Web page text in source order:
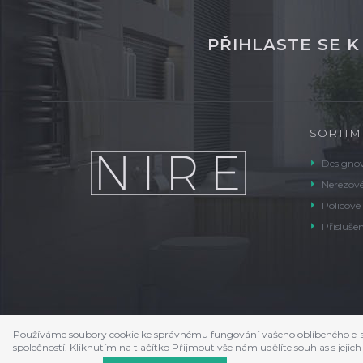
PŘIHLASTE SE
Policové
Používáme soubory cookie ke správnému fungování vašeho oblíbeného
společností. Kliknutím na tlačítko Přijmout vše nám udělíte souhlas s